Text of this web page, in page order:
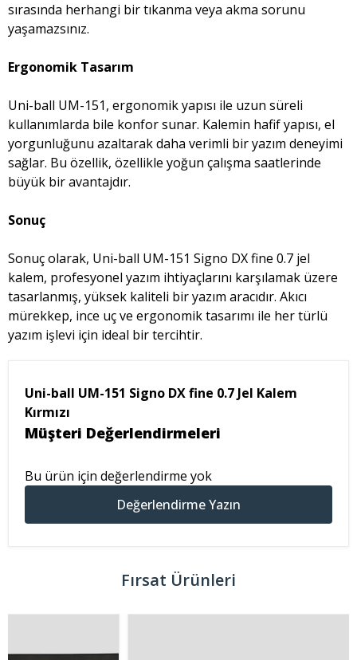
sırasında herhangi bir tıkanma veya akma sorunu
yaşamazsınız.
Ergonomik Tasarım
Uni-ball UM-151, ergonomik yapısı ile uzun süreli
kullanımlarda bile konfor sunar. Kalemin hafif yapısı, el
yorgunluğunu azaltarak daha verimli bir yazım deneyimi
sağlar. Bu özellik, özellikle yoğun çalışma saatlerinde
büyük bir avantajdır.
Sonuç
Sonuç olarak, Uni-ball UM-151 Signo DX fine 0.7 jel
kalem, profesyonel yazım ihtiyaçlarını karşılamak üzere
tasarlanmış, yüksek kaliteli bir yazım aracıdır. Akıcı
mürekkep, ince uç ve ergonomik tasarımı ile her türlü
yazım işlevi için ideal bir tercihtir.
Uni-ball UM-151 Signo DX fine 0.7 Jel Kalem
Kırmızı
Müşteri Değerlendirmeleri
Bu ürün için değerlendirme yok
Değerlendirme Yazın
Fırsat Ürünleri